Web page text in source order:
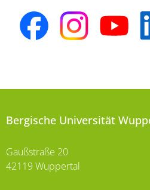
Bergische Universität
Gaußstraße 20
42119 Wuppertal